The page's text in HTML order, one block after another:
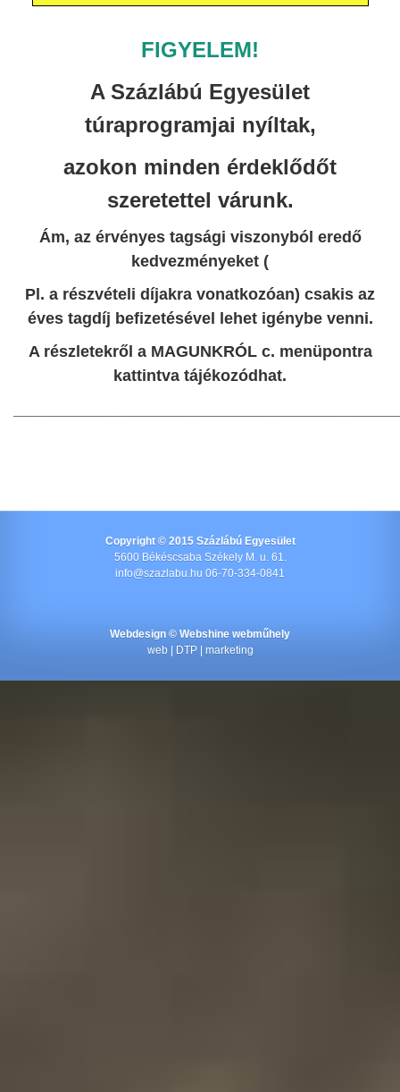
FIGYELEM!
A Százlábú Egyesület
túraprogramjai nyíltak,
azokon minden érdeklődőt
szeretettel várunk.
Ám, az érvényes tagsági viszonyból eredő
kedvezményeket (
Pl. a részvételi díjakra vonatkozóan) csakis az
éves tagdíj befizetésével lehet igénybe venni.
A részletekről a MAGUNKRÓL c. menüpontra
kattintva tájékozódhat.
Copyright © 2015 Százlábú Egyesület
5600 Békéscsaba Székely M. u. 61.
info@szazlabu.hu 06-70-334-0841
Webdesign © Webshine webműhely
web | DTP | marketing